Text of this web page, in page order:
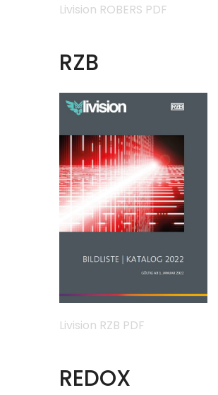
Livision ROBERS PDF
RZB
Livision RZB PDF
REDOX